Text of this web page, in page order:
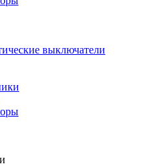
выключатели